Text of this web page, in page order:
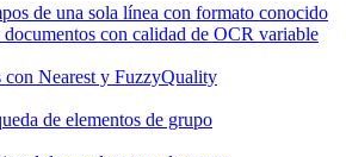
de una sola línea con formato conocido
con calidad de OCR variable
con Nearest y FuzzyQuality
de elementos de grupo